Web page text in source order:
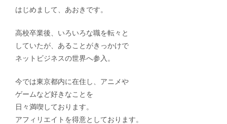
はじめまして、あおきです。
高校卒業後、いろいろな職を転々と
していたが、あることがきっかけで
ネットビジネスの世界へ参入。
今では東京都内に在住し、アニメや
ゲームなど好きなことを
日々満喫しております。
アフィリエイトを得意としております。